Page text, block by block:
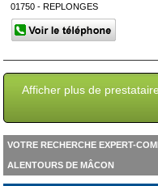
01750 - REPLONGES
Afficher plus de
VOTRE RECHERCHE EXPERT-
ALENTOURS DE MÂCON